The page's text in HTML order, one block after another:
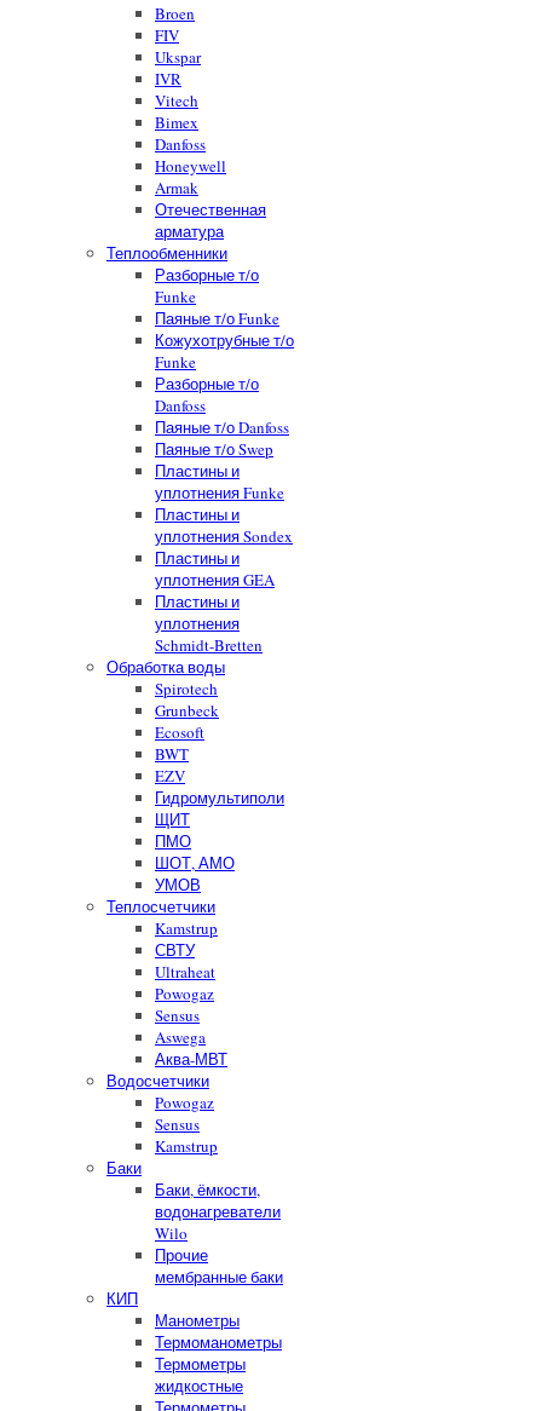
Broen
FIV
Ukspar
IVR
Vitech
Bimex
Danfoss
Honeywell
Armak
Отечественная
арматура
Теплообменники
Разборные т/о
Funke
Паяные т/о Funke
Кожухотрубные т/о
Funke
Разборные т/о
Danfoss
Паяные т/о Danfoss
Паяные т/о Swep
Пластины и
уплотнения Funke
Пластины и
уплотнения Sondex
Пластины и
уплотнения GEA
Пластины и
уплотнения
Schmidt-Bretten
Обработка воды
Spirotech
Grunbeck
Ecosoft
BWT
EZV
Гидромультиполи
ЩИТ
ПМО
ШОТ, АМО
УМОВ
Теплосчетчики
Kamstrup
СВТУ
Ultraheat
Powogaz
Sensus
Aswega
Аква-МВТ
Водосчетчики
Powogaz
Sensus
Kamstrup
Баки
Баки, ёмкости,
водонагреватели
Wilo
Прочие
мембранные баки
КИП
Манометры
Термоманометры
Термометры
жидкостные